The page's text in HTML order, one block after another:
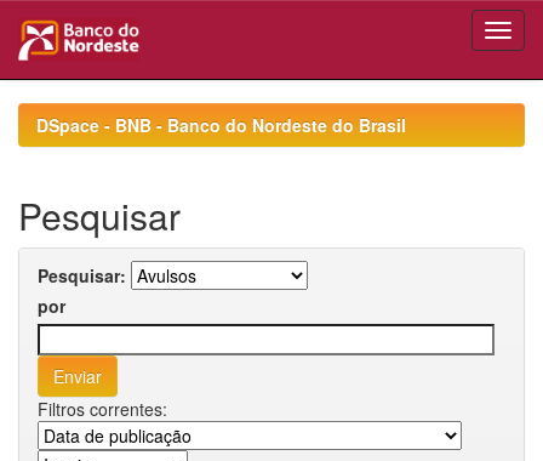
navigationDSpace - BNB - Banco do Nordeste do Brasil
Pesquisar
Pesquisar:
por
Filtros correntes: